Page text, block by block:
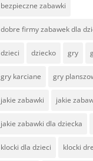
bezpieczne zabawki
dobre firmy zabawek dla
dzieci dziecko gry
gry karciane gry
jakie zabawki jakie
jakie zabawki dla dziecka
klocki dla dzieci klocki